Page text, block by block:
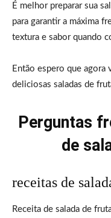
É melhor preparar sua
para garantir a máxima
textura e sabor quando
Então espero que agora
deliciosas saladas de
Perguntas
de
receitas de
Receita de salada de